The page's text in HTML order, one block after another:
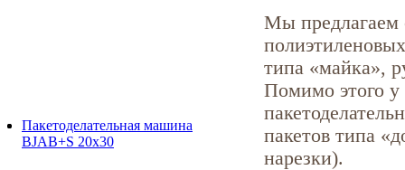
Пакетоделательная машина
BJAB+S 20x30
Мы предлагаем
типа «майка»,
Помимо этого у
пакетов типа
нарезки).